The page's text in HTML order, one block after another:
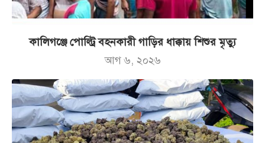
কালিগঞ্জে পোল্ট্রি বহনকারী গাড়ির ধাক্কায় শিশুর মৃত্যু
আগ ৬, ২০২৬